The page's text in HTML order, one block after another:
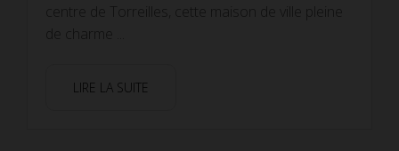
centre de Torreilles, cette maison de ville pleine
de charme ...
LIRE LA SUITE